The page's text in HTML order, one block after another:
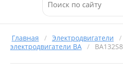
Главная / Электродвигатели /
электродвигатели ВА / ВА132S8